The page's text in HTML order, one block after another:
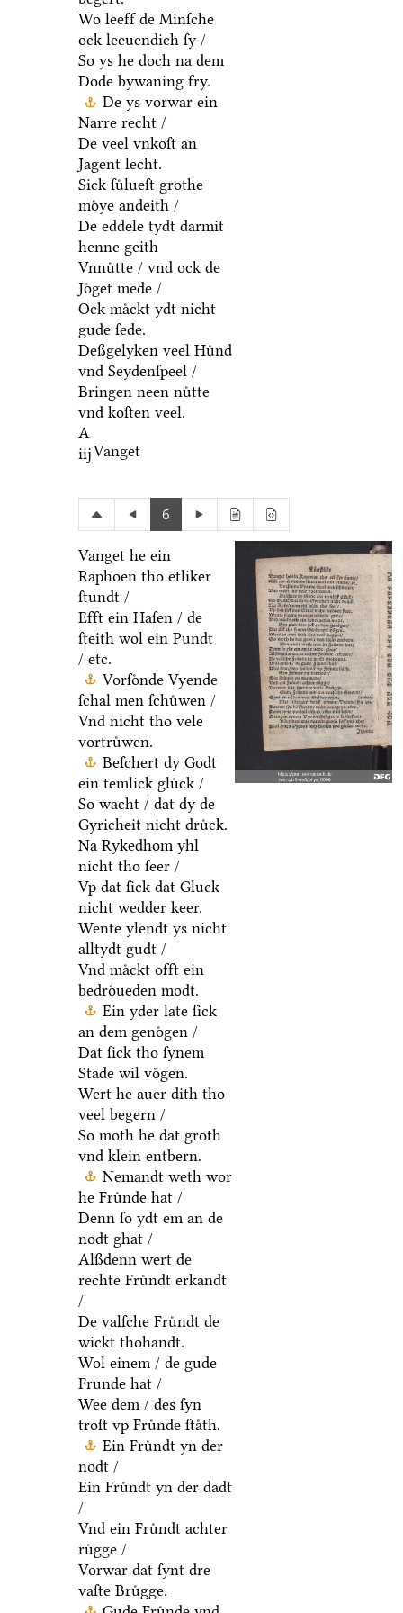
Wo leeff de Minſche
ock leeuendich ſy /
So ys he doch na dem
Dode bywaning fry.
De ys vorwar ein
Narre recht /
De veel vnkoſt an
Jagent lecht.
Sick ſuͤlueſt grothe
moͤye andeith /
De eddele tydt darmit
henne geith
Vnnuͤtte / vnd ock de
Joͤget mede /
Ock maͤckt ydt nicht
gude ſede.
Deßgelyken veel Huͤnd
vnd Seydenſpeel /
Bringen neen nuͤtte
vnd koſten veel.
A
iijVanget
6
Vanget he ein
Raphoen tho etliker
ſtundt /
Efft ein Haſen / de
ſteith wol ein Pundt
/ etc.
Vorſoͤnde Vyende
ſchal men ſchuͤwen /
Vnd nicht tho vele
vortruͤwen.
Beſchert dy Godt
ein temlick gluͤck /
So wacht / dat dy de
Gyricheit nicht druͤck.
Na Rykedhom yhl
nicht tho ſeer /
Vp dat ſick dat Gluck
nicht wedder keer.
Wente ylendt ys nicht
alltydt gudt /
Vnd maͤckt offt ein
bedroͤueden modt.
Ein yder late ſick
an dem genoͤgen /
Dat ſick tho ſynem
Stade wil voͤgen.
Wert he auer dith tho
veel begern /
So moth he dat groth
vnd klein entbern.
Nemandt weth wor
he Fruͤnde hat /
Denn ſo ydt em an de
nodt ghat /
Alßdenn wert de
rechte Fruͤndt erkandt
/
De valſche Fruͤndt de
wickt thohandt.
Wol einem / de gude
Frunde hat /
Wee dem / des ſyn
troſt vp Fruͤnde ſtaͤth.
Ein Fruͤndt yn der
nodt /
Ein Fruͤndt yn der dadt
/
Vnd ein Fruͤndt achter
ruͤgge /
Vorwar dat ſynt dre
vaſte Bruͤgge.